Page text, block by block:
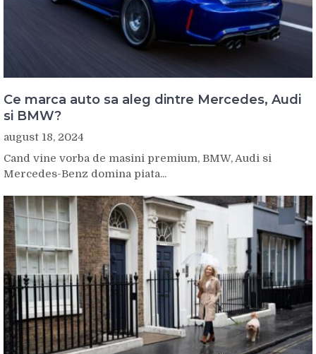
Ce marca auto sa aleg dintre Mercedes, Audi
si BMW?
august 18, 2024
Cand vine vorba de masini premium, BMW, Audi si
Mercedes-Benz domina piata...